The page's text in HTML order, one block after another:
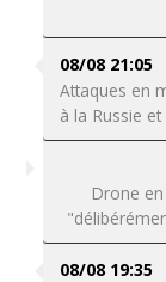
08/08 21:05
Attaques en
à la Russie
Drone
08/08 19:35